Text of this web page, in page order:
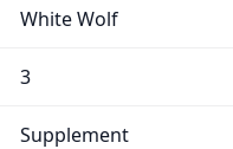
White Wolf
3
Supplement